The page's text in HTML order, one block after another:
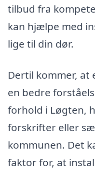
tilbud fra
kan hjælpe med
lige til din dør.
Dertil kommer, at
en bedre
forhold i Løgten,
forskrifter eller
kommunen. Det
faktor for, at